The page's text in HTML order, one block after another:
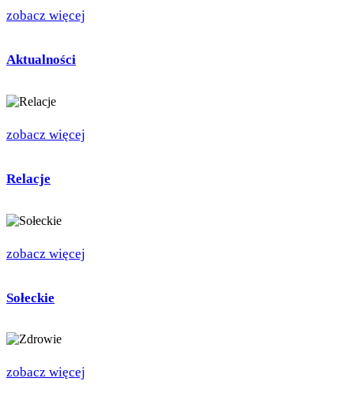
zobacz więcej
Aktualności
zobacz więcej
Relacje
zobacz więcej
Sołeckie
zobacz więcej